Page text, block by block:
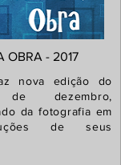
OBRA - 2017
nova edição do
dezembro,
da fotografia em
de seus